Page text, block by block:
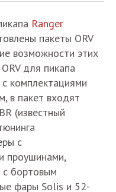
Ranger
пакеты ORV
возможности этих
для пикапа
комплектациями
в пакет входят
(известный
с
проушинами,
с бортовым
фары Solis и 52-